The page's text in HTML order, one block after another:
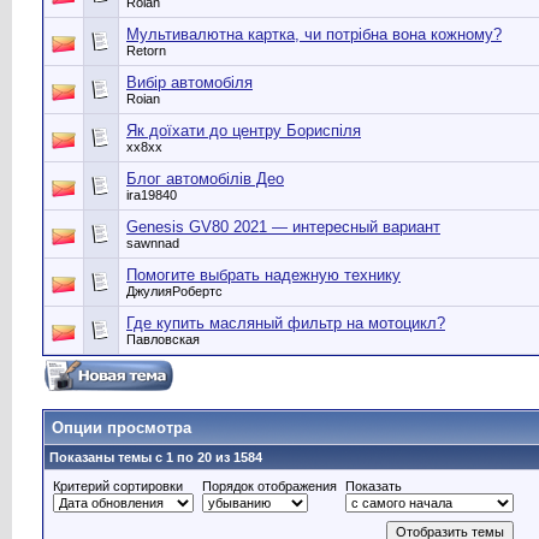
Мультивалютна картка, чи потрібна вона кожному?
Retorn
Вибір автомобіля
Roian
Як доїхати до центру Бориспіля
хх8хх
Блог автомобілів Део
ira19840
Genesis GV80 2021 — интересный вариант
sawnnad
Помогите выбрать надежную технику
ДжулияРобертс
Где купить масляный фильтр на мотоцикл?
Павловская
Опции просмотра
Показаны темы с 1 по 20 из 1584
Критерий сортировки
Порядок отображения Показать